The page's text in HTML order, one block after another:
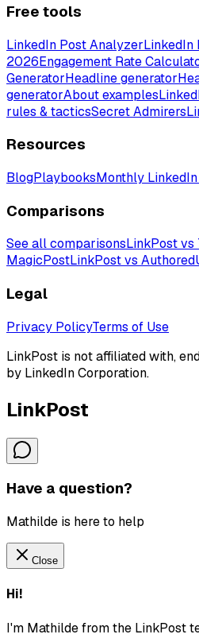
Free tools
LinkedIn Post AnalyzerLinkedIn
2026Engagement Rate
GeneratorHeadline generator
generatorAbout examples
rules & tacticsSecret Admirers
Resources
BlogPlaybooksMonthly
Comparisons
See all comparisonsLinkPost vs
MagicPostLinkPost vs
Legal
Privacy PolicyTerms of Use
LinkPost is not affiliated with,
by LinkedIn Corporation.
LinkPost
Have a question?
Mathilde is here to help
Close
Hi!
I'm Mathilde from the LinkPost